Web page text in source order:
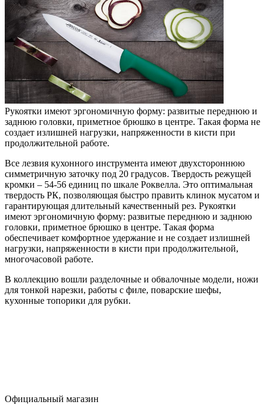
Рукоятки имеют эргономичную форму: развитые переднюю и
заднюю головки, приметное брюшко в центре. Такая форма не
создает излишней нагрузки, напряженности в кисти при
продолжительной работе.
Все лезвия кухонного инструмента имеют двухстороннюю
симметричную заточку под 20 градусов. Твердость режущей
кромки – 54-56 единиц по шкале Роквелла. Это оптимальная
твердость РК, позволяющая быстро править клинок мусатом и
гарантирующая длительный качественный рез. Рукоятки
имеют эргономичную форму: развитые переднюю и заднюю
головки, приметное брюшко в центре. Такая форма
обеспечивает комфортное удержание и не создает излишней
нагрузки, напряженности в кисти при продолжительной,
многочасовой работе.
В коллекцию вошли разделочные и обвалочные модели, ножи
для тонкой нарезки, работы с филе, поварские шефы,
кухонные топорики для рубки.
Официальный магазин